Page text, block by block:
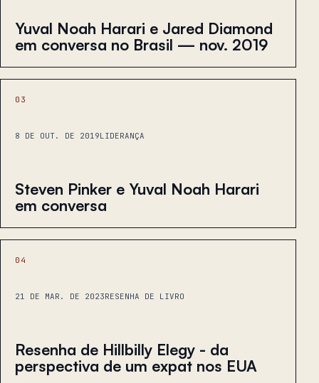
Yuval Noah Harari e Jared Diamond
em conversa no Brasil — nov. 2019
03
8 DE OUT. DE 2019LIDERANÇA
Steven Pinker e Yuval Noah Harari
em conversa
04
21 DE MAR. DE 2023RESENHA DE LIVRO
Resenha de Hillbilly Elegy - da
perspectiva de um expat nos EUA